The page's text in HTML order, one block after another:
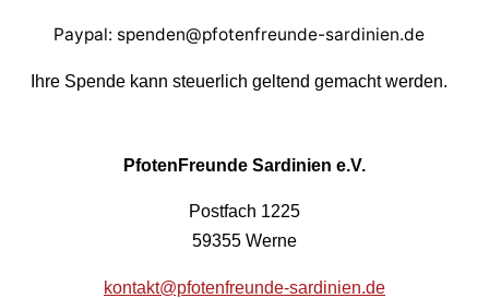
Paypal: spenden@pfotenfreunde-sardinien.de
Ihre Spende kann steuerlich geltend gemacht werden.
PfotenFreunde Sardinien e.V.
Postfach 1225
59355 Werne
kontakt@pfotenfreunde-sardinien.de